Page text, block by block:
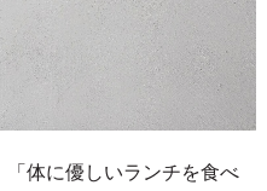
「体に優しいランチを食べ